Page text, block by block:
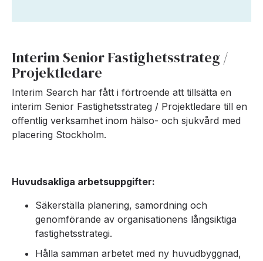
Interim Senior Fastighetsstrateg /
Projektledare
Interim Search har fått i förtroende att tillsätta en
interim Senior Fastighetsstrateg / Projektledare till en
offentlig verksamhet inom hälso- och sjukvård med
placering Stockholm.
Huvudsakliga arbetsuppgifter:
Säkerställa planering, samordning och
genomförande av organisationens långsiktiga
fastighetsstrategi.
Hålla samman arbetet med ny huvudbyggnad,